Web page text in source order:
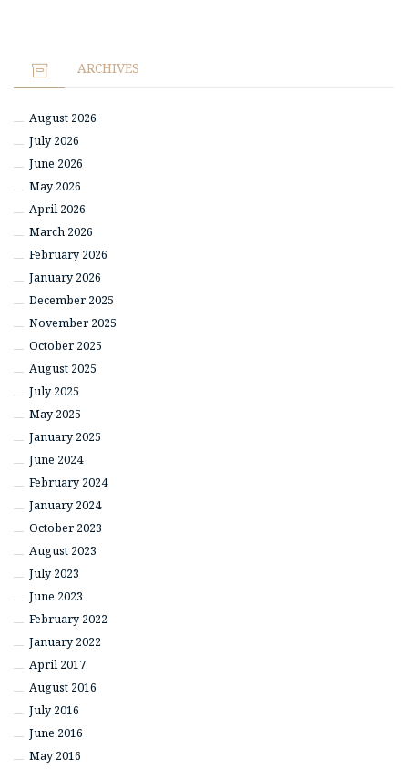
ARCHIVES
August 2026
July 2026
June 2026
May 2026
April 2026
March 2026
February 2026
January 2026
December 2025
November 2025
October 2025
August 2025
July 2025
May 2025
January 2025
June 2024
February 2024
January 2024
October 2023
August 2023
July 2023
June 2023
February 2022
January 2022
April 2017
August 2016
July 2016
June 2016
May 2016